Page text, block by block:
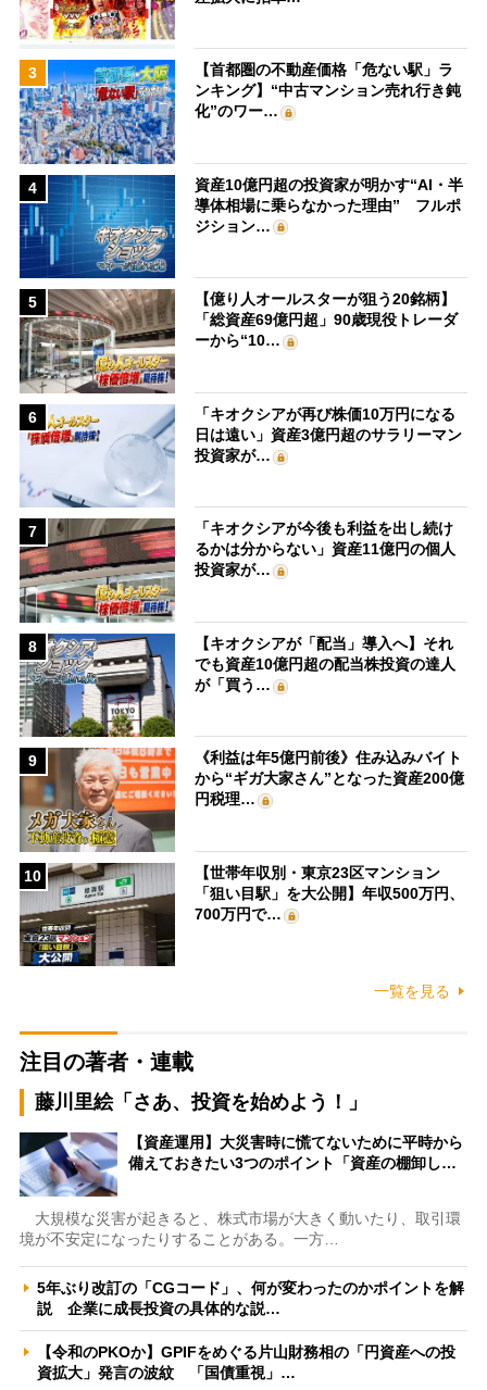
3
【首都圏の不動産価格「危ない駅」ラ
ンキング】“中古マンション売れ行き鈍
化”のワー…
4
資産10億円超の投資家が明かす“AI・半
導体相場に乗らなかった理由” フルポ
ジション…
5
【億り人オールスターが狙う20銘柄】
「総資産69億円超」90歳現役トレーダ
ーから“10…
6
「キオクシアが再び株価10万円になる
日は遠い」資産3億円超のサラリーマン
投資家が…
7
「キオクシアが今後も利益を出し続け
るかは分からない」資産11億円の個人
投資家が…
8
【キオクシアが「配当」導入へ】それ
でも資産10億円超の配当株投資の達人
が「買う…
9
《利益は年5億円前後》住み込みバイト
から“ギガ大家さん”となった資産200億
円税理…
10
【世帯年収別・東京23区マンション
「狙い目駅」を大公開】年収500万円、
700万円で…
一覧を見る
注目の著者・連載
藤川里絵「さあ、投資を始めよう！」
【資産運用】大災害時に慌てないために平時から
備えておきたい3つのポイント「資産の棚卸し…
大規模な災害が起きると、株式市場が大きく動いたり、取引環
境が不安定になったりすることがある。一方…
5年ぶり改訂の「CGコード」、何が変わったのかポイントを解
説 企業に成長投資の具体的な説…
【令和のPKOか】GPIFをめぐる片山財務相の「円資産への投
資拡大」発言の波紋 「国債重視」…